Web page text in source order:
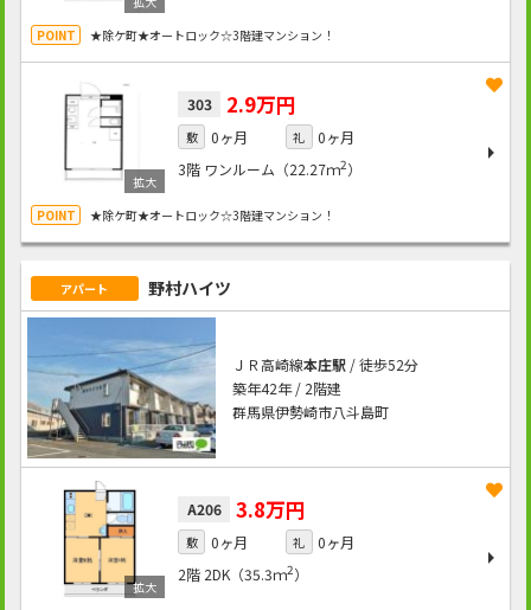
★除ケ町★オートロック☆3階建マンション！
303 2.9万円
敷 0ヶ月 礼
0ヶ月
3階 ワンルーム（22.27ｍ2）
★除ケ町★オートロック☆3階建マンション！
アパート 野村ハイツ
ＪＲ高崎線本庄駅/ 徒歩52分
築年42年 / 2階建
群馬県伊勢崎市八斗島町
A206 3.8万円
敷 0ヶ月 礼
0ヶ月
2階 2DK（35.3ｍ2）